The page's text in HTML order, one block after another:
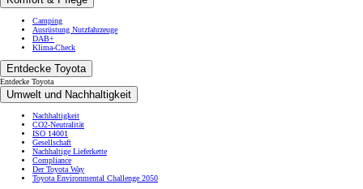
Camping
Ausrüstung Nutzfahrzeuge
DAB+
Klima-Check
Entdecke Toyota
Entdecke Toyota
Umwelt und Nachhaltigkeit
Nachhaltigkeit
CO2-Neutralität
ISO 14001
Gesellschaft
Nachhaltige Lieferkette
Compliance
Der Toyota Way
Toyota Environmental Challenge 2050